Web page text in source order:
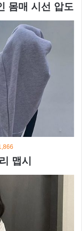
몸매 시선 압도
맵시